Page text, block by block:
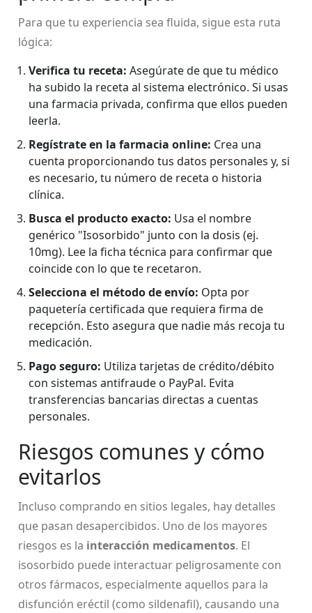
Para que tu experiencia sea fluida, sigue esta ruta
lógica:
Verifica tu receta: Asegúrate de que tu médico
ha subido la receta al sistema electrónico. Si usas
una farmacia privada, confirma que ellos pueden
leerla.
Regístrate en la farmacia online: Crea una
cuenta proporcionando tus datos personales y, si
es necesario, tu número de receta o historia
clínica.
Busca el producto exacto: Usa el nombre
genérico "Isosorbido" junto con la dosis (ej.
10mg). Lee la ficha técnica para confirmar que
coincide con lo que te recetaron.
Selecciona el método de envío: Opta por
paquetería certificada que requiera firma de
recepción. Esto asegura que nadie más recoja tu
medicación.
Pago seguro: Utiliza tarjetas de crédito/débito
con sistemas antifraude o PayPal. Evita
transferencias bancarias directas a cuentas
personales.
Riesgos comunes y cómo
evitarlos
Incluso comprando en sitios legales, hay detalles
que pasan desapercibidos. Uno de los mayores
riesgos es la interacción medicamentos. El
isosorbido puede interactuar peligrosamente con
otros fármacos, especialmente aquellos para la
disfunción eréctil (como sildenafil), causando una